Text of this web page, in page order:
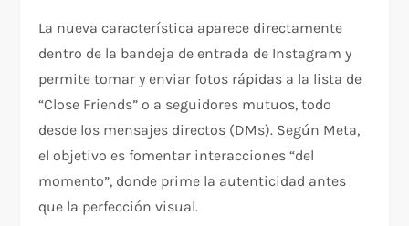
La nueva característica aparece directamente
dentro de la bandeja de entrada de Instagram y
permite tomar y enviar fotos rápidas a la lista de
“Close Friends” o a seguidores mutuos, todo
desde los mensajes directos (DMs). Según Meta,
el objetivo es fomentar interacciones “del
momento”, donde prime la autenticidad antes
que la perfección visual.